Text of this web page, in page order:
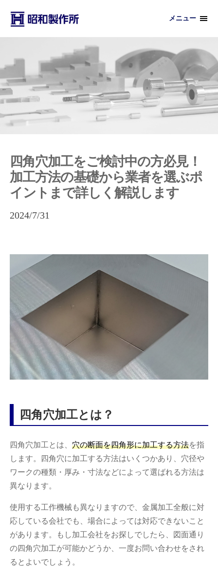
メニュー
四角穴加工をご検討中の方必見！
加工方法の基礎から業者を選ぶポ
イントまで詳しく解説します
2024/7/31
四角穴加工とは？
四角穴加工とは、 穴の断面を四角形に加工する方法を指
します。四角穴に加工する方法はいくつかあり、穴径や
ワークの種類・厚み・寸法などによって選ばれる方法は
異なります。
使用する工作機械も異なりますので、金属加工全般に対
応している会社でも、場合によっては対応できないこと
があります。もし加工会社をお探しでしたら、図面通り
の四角穴加工が可能かどうか、一度お問い合わせをされ
るとよいでしょう。